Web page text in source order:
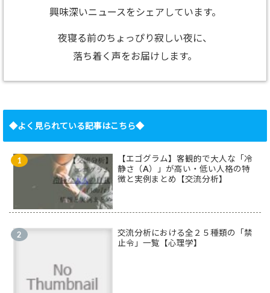
興味深いニュースをシェアしています。
夜寝る前のちょっぴり寂しい夜に、
落ち着く声をお届けします。
◆よく見られている記事はこちら◆
【エゴグラム】客観的で大人な「冷
静さ（A）」が高い・低い人格の特
徴と実例まとめ【交流分析】
交流分析における全２５種類の「禁
止令」一覧【心理学】